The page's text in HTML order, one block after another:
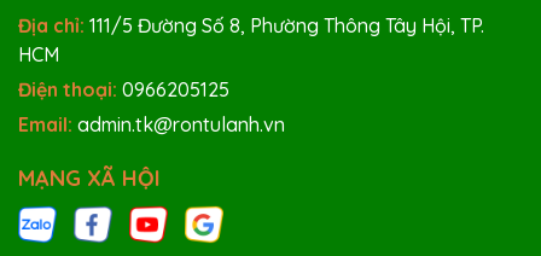
Địa chỉ: 111/5 Đường Số 8, Phường Thông Tây Hội, TP.
HCM
Điện thoại: 0966205125
Email: admin.tk@rontulanh.vn
MẠNG XÃ HỘI